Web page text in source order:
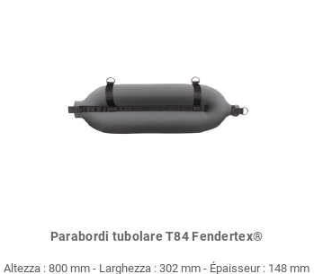
Parabordi tubolare T84 Fendertex®
Altezza : 800 mm - Larghezza : 302 mm - Épaisseur : 148 mm